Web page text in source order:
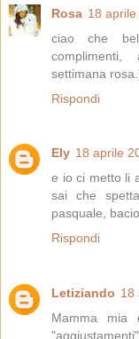
Rosa 18
ciao che
settimana
Rispondi
Ely 18 aprile
e io ci metto li
sai che
pasquale,
Rispondi
Letiziando 18
Mamma